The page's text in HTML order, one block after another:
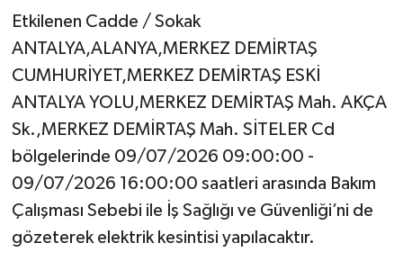
Etkilenen Cadde / Sokak
ANTALYA,ALANYA,MERKEZ DEMİRTAŞ
CUMHURİYET,MERKEZ DEMİRTAŞ ESKİ
ANTALYA YOLU,MERKEZ DEMİRTAŞ Mah. AKÇA
Sk.,MERKEZ DEMİRTAŞ Mah. SİTELER Cd
bölgelerinde 09/07/2026 09:00:00 -
09/07/2026 16:00:00 saatleri arasında Bakım
Çalışması Sebebi ile İş Sağlığı ve Güvenliği’ni de
gözeterek elektrik kesintisi yapılacaktır.